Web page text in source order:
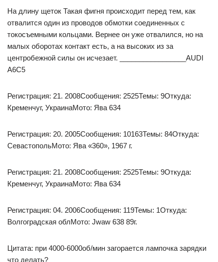
На длину щеток Такая фигня происходит перед тем, как
отвалится один из проводов обмотки соединенных с
токосъемными кольцами. Вернее он уже отвалился, но на
малых оборотах контакт есть, а на высоких из за
центробежной силы он исчезает. _________________AUDI
A6C5
Регистрация: 21. 2008Сообщения: 2525Темы: 9Откуда:
Кременчуг, УкраинаМото: Ява 634
Регистрация: 20. 2005Сообщения: 10163Темы: 84Откуда:
СевастопольМото: Ява «360», 1967 г.
Регистрация: 21. 2008Сообщения: 2525Темы: 9Откуда:
Кременчуг, УкраинаМото: Ява 634
Регистрация: 04. 2006Сообщения: 119Темы: 1Откуда:
Волгоградская облМото: Jwaw 638 89г.
Цитата: при 4000-6000об/мин загорается лампочка зарядки
что делать?